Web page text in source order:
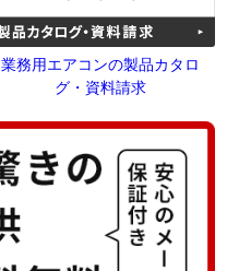
業務用エアコンの製品カタロ
グ・資料請求